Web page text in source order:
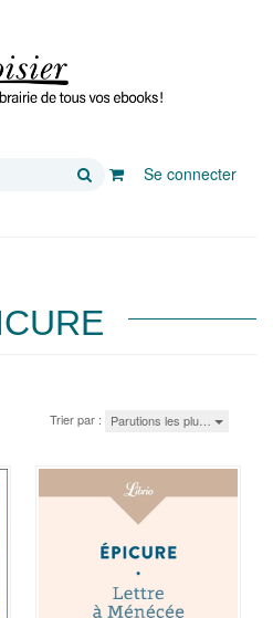
Rechercher
Se connecter
Trier par : Parutions les plu…